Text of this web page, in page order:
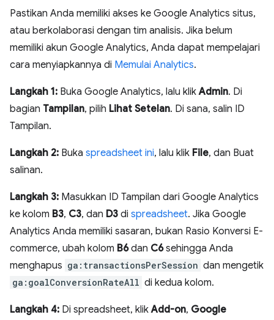
Pastikan Anda memiliki akses ke Google Analytics situs,
atau berkolaborasi dengan tim analisis. Jika belum
memiliki akun Google Analytics, Anda dapat mempelajari
cara menyiapkannya di Memulai Analytics.
Langkah 1: Buka Google Analytics, lalu klikAdmin. Di
bagian Tampilan, pilih Lihat Setelan. Di sana, salin ID
Tampilan.
Langkah 2: Buka spreadsheet ini, lalu klik File, dan Buat
salinan.
Langkah 3: Masukkan ID Tampilan dari Google Analytics
ke kolom B3, C3, dan D3 di spreadsheet. Jika Google
Analytics Anda memiliki sasaran, bukan Rasio Konversi E-
commerce, ubah kolom B6dan C6sehingga Anda
menghapus ga:transactionsPerSession dan mengetik
ga:goalConversionRateAll di kedua kolom.
Langkah 4: Di spreadsheet, klikAdd-on, Google